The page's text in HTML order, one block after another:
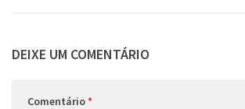
DEIXE UM COMENTÁRIO
Comentário*